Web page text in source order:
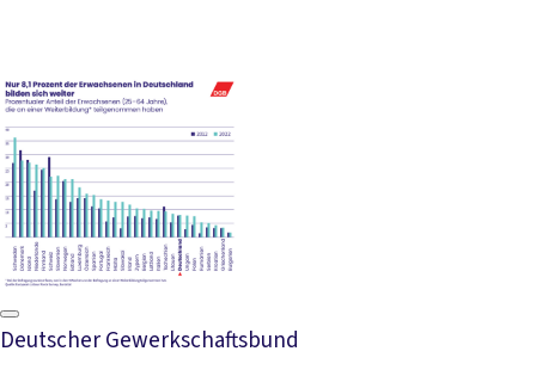
Deutscher Gewerkschaftsbund